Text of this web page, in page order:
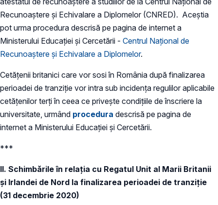
Recunoaștere și Echivalare a Diplomelor (CNRED). Aceștia
pot urma procedura descrisă pe pagina de internet a
Ministerului Educației și Cercetării - Centrul Național de
Recunoaștere și Echivalare a Diplomelor.
Cetățenii britanici care vor sosi în România după finalizarea
perioadei de tranziție vor intra sub incidența regulilor aplicabile
cetățenilor terți în ceea ce privește condițiile de înscriere la
universitate, urmând procedura descrisă pe pagina de
internet a Ministerului Educației și Cercetării.
***
II. Schimbările în relația cu Regatul Unit al Marii Britanii
și Irlandei de Nord la finalizarea perioadei de tranziție
(31 decembrie 2020)